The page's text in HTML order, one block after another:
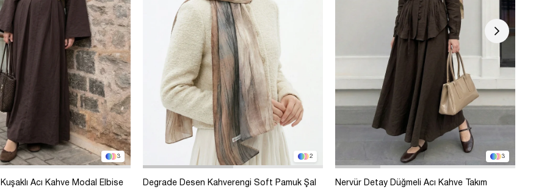
3
Acı Kahve Modal Elbise
2
Degrade Desen Kahverengi Soft Pamuk Şal
3
Nervür Detay Düğmeli Acı Kahve Takım